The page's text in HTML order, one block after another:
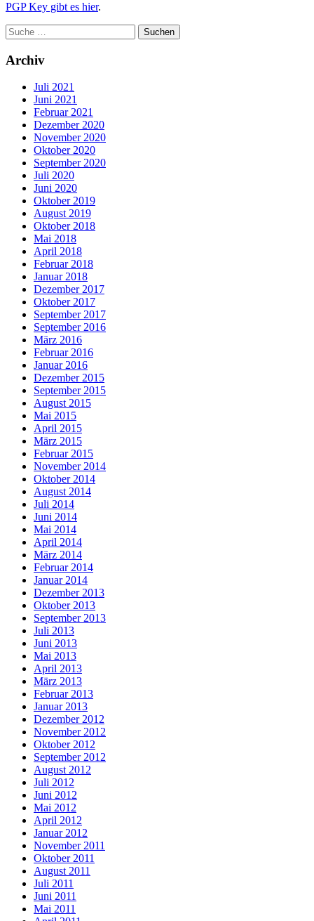
PGP Key gibt es hier.
Archiv
Juli 2021
Juni 2021
Februar 2021
Dezember 2020
November 2020
Oktober 2020
September 2020
Juli 2020
Juni 2020
Oktober 2019
August 2019
Oktober 2018
Mai 2018
April 2018
Februar 2018
Januar 2018
Dezember 2017
Oktober 2017
September 2017
September 2016
März 2016
Februar 2016
Januar 2016
Dezember 2015
September 2015
August 2015
Mai 2015
April 2015
März 2015
Februar 2015
November 2014
Oktober 2014
August 2014
Juli 2014
Juni 2014
Mai 2014
April 2014
März 2014
Februar 2014
Januar 2014
Dezember 2013
Oktober 2013
September 2013
Juli 2013
Juni 2013
Mai 2013
April 2013
März 2013
Februar 2013
Januar 2013
Dezember 2012
November 2012
Oktober 2012
September 2012
August 2012
Juli 2012
Juni 2012
Mai 2012
April 2012
Januar 2012
November 2011
Oktober 2011
August 2011
Juli 2011
Juni 2011
Mai 2011